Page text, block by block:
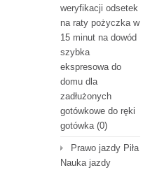
weryfikacji odsetek
na raty pożyczka w
15 minut na dowód
szybka
ekspresowa do
domu dla
zadłużonych
gotówkowe do ręki
gotówka(0)
Prawo jazdy Piła
Nauka jazdy